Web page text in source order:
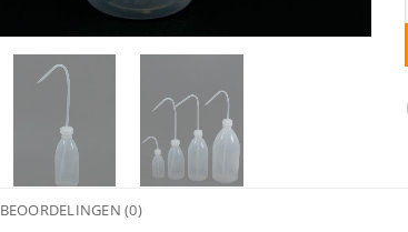
BEOORDELINGEN (0)